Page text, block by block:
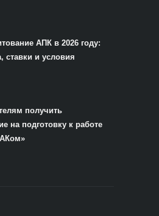
АПК в 2026 году:
ставки и условия
получить
на подготовку к работе